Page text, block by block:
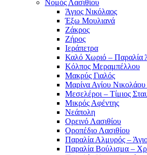
Νομός Λασιθίου
Άγιος Νικόλαος
Έξω Μουλιανά
Ζάκρος
Ζήρος
Ιεράπετρα
Καλό Χωριό – Παραλία
Κόλπος Μεραμπέλλου
Μακρύς Γιαλός
Μαρίνα Αγίου Νικολάου
Μεσελέροι – Τίμιος
Μικρός Αφέντης
Νεάπολη
Ορεινό Λασιθίου
Οροπέδιο Λασιθίου
Παραλία Αλμυρός –
Παραλία Βούλισμα –